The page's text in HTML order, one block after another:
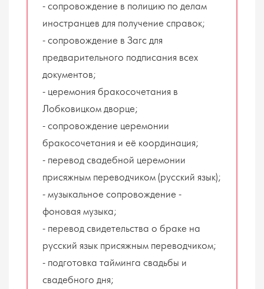
- сопровождение в полицию по делам
иностранцев для получение справок;
- сопровождение в Загс для
предварительного подписания всех
документов;
- церемония бракосочетания в
Лобковицком дворце;
- сопровождение церемонии
бракосочетания и её координация;
- перевод свадебной церемонии
присяжным переводчиком (русский язык);
- музыкальное сопровождение -
фоновая музыка;
- перевод свидетельства о браке на
русский язык присяжным переводчиком;
- подготовка тайминга свадьбы и
свадебного дня;